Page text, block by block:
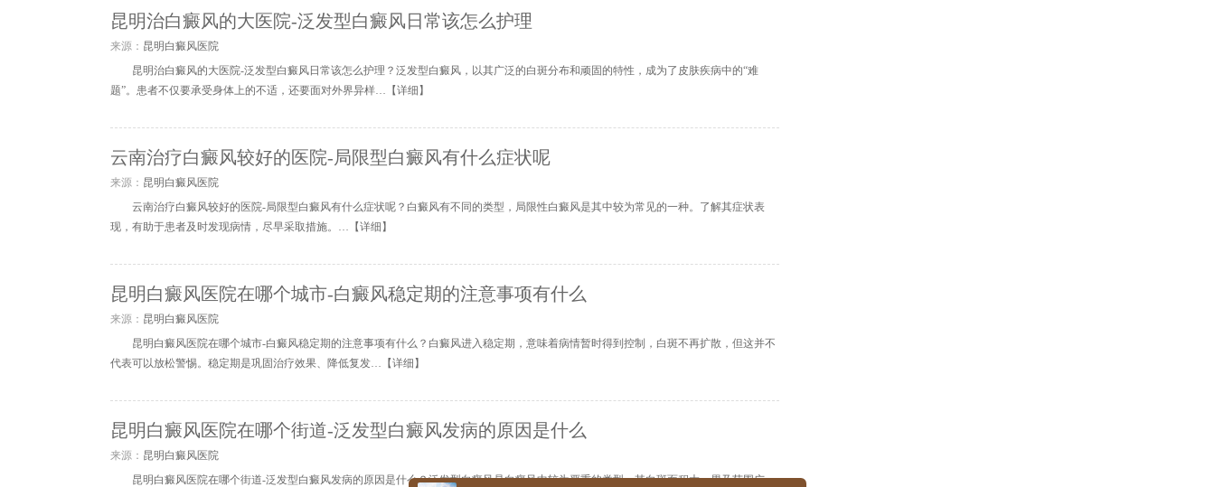
昆明治白癜风的大医院-泛发型白癜风日常该怎么护理
来源： 昆明白癜风医院
昆明治白癜风的大医院-泛发型白癜风日常该怎么护理？泛发型白癜风，以其广泛的白斑分布和顽固的特性，成为了皮肤疾病中的“难
题”。患者不仅要承受身体上的不适，还要面对外界异样…【详细 】
云南治疗白癜风较好的医院-局限型白癜风有什么症状呢
来源： 昆明白癜风医院
云南治疗白癜风较好的医院-局限型白癜风有什么症状呢？白癜风有不同的类型，局限性白癜风是其中较为常见的一种。了解其症状表
现，有助于患者及时发现病情，尽早采取措施。…【详细 】
昆明白癜风医院在哪个城市-白癜风稳定期的注意事项有什么
来源： 昆明白癜风医院
昆明白癜风医院在哪个城市-白癜风稳定期的注意事项有什么？白癜风进入稳定期，意味着病情暂时得到控制，白斑不再扩散，但这并不
代表可以放松警惕。稳定期是巩固治疗效果、降低复发…【详细 】
昆明白癜风医院在哪个街道-泛发型白癜风发病的原因是什么
来源： 昆明白癜风医院
昆明白癜风医院在哪个街道-泛发型白癜风发病的原因是什么？泛发型白癜风是白癜风中较为严重的类型，其白斑面积大，累及范围广，